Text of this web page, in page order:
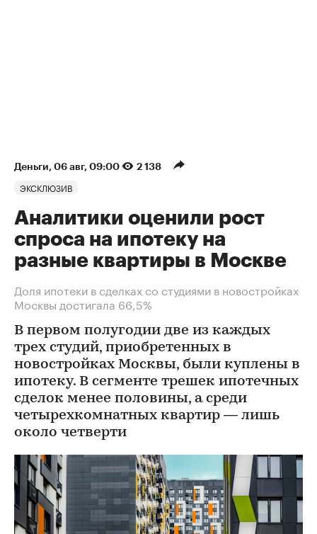
Деньги 06 авг, 09:00 2 138
ЭКСКЛЮЗИВ
Аналитики оценили рост
спроса на ипотеку на
разные квартиры в Москве
Доля ипотеки в сделках со студиями в новостройках
Москвы достигала 66,5%
В первом полугодии две из каждых
трех студий, приобретенных в
новостройках Москвы, были куплены в
ипотеку. В сегменте трешек ипотечных
сделок менее половины, а среди
четырехкомнатных квартир — лишь
около четверти